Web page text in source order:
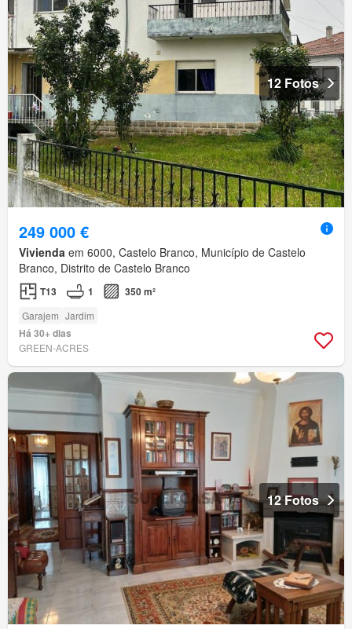
12 Fotos
249 000 €
Vivienda em 6000, Castelo Branco, Município de Castelo
Branco, Distrito de Castelo Branco
T13 1 350 m²
Garajem Jardim
Há 30+ dias
GREEN-ACRES
12 Fotos